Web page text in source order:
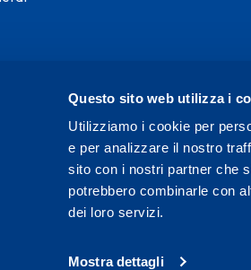
Questo sito web utilizza i
Utilizziamo i cookie per
e per analizzare il nostro
sito con i nostri partner che
potrebbero combinarle con
dei loro servizi.
Mostra dettagli